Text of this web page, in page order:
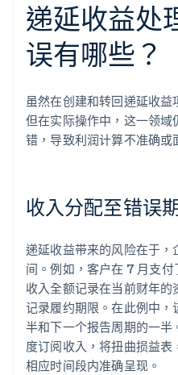
递延收益处
误有哪些？
虽然在创建和转回递延收益
但在实际操作中，这一领
错，导致利润计算不准确或
收入分配至错误
递延收益带来的风险在于
间。例如，客户在 7 月支
收入全额记录在当前财年
记录履约期限。在此例中
半和下一个报告周期的一
度订阅收入，将扭曲损益
相应时间段内准确呈现。